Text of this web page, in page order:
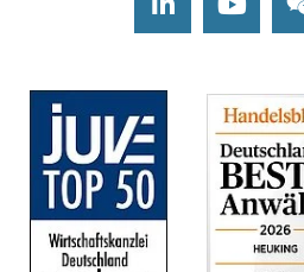
LinkedIn